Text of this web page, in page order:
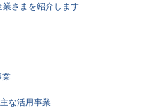
さまを紹介します
業
な活用事業